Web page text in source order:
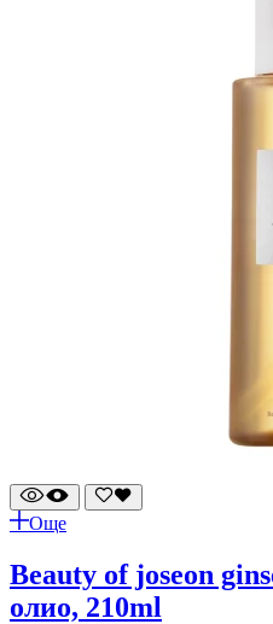
Още
beauty of joseon ginseng почистващо
олио, 210ml